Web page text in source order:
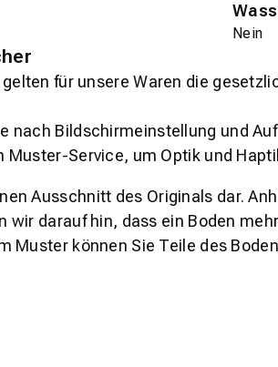
Nein
für unsere Waren die
nach Bildschirmeinstellung und
Muster-Service, um Optik und
Ausschnitt des Originals dar.
wir darauf hin, dass ein Boden
Muster können Sie Teile des